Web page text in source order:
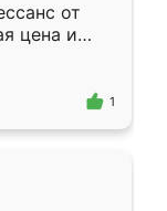
от
цена и
1